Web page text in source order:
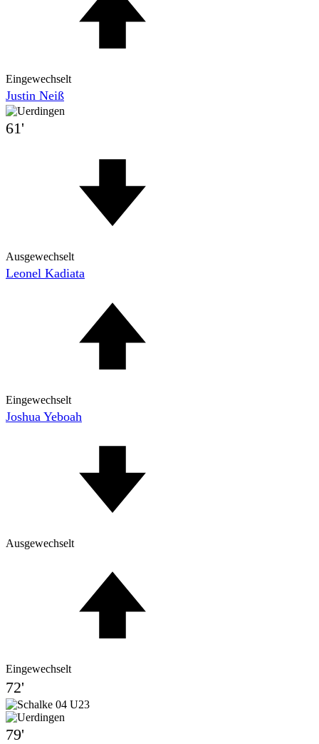
Eingewechselt
Justin Neiß
61'
Ausgewechselt
Leonel Kadiata
Eingewechselt
Joshua Yeboah
Ausgewechselt
Eingewechselt
72'
79'